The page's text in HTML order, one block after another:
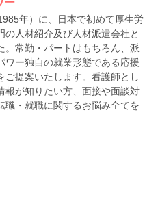
ー
年）に、日本で初めて厚生労
人材紹介及び人材派遣会社と
。常勤・パートはもちろん、派
ワー独自の就業形態である応援
提案いたします。看護師とし
報が知りたい方、面接や面談対
職・就職に関するお悩み全てを